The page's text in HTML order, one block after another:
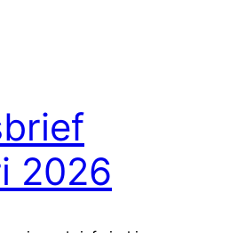
2026